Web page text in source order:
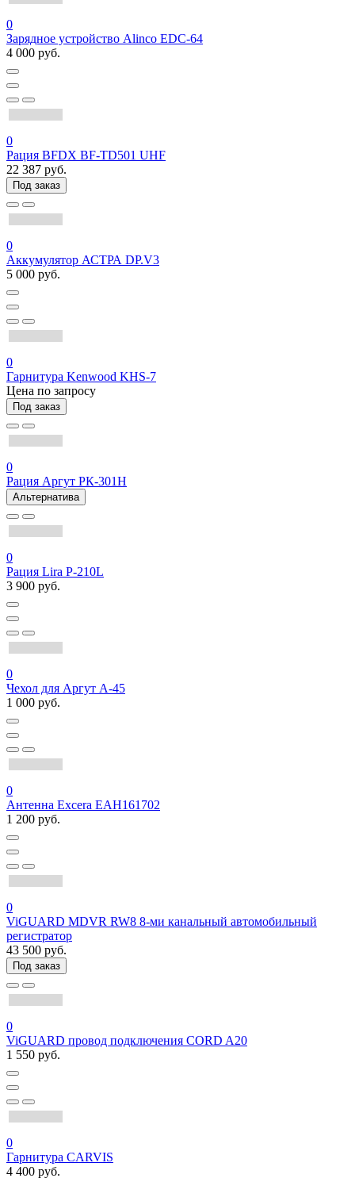
0
Зарядное устройство Alinco EDC-64
4 000 руб.
0
Рация BFDX BF-TD501 UHF
22 387 руб.
Под заказ
0
Аккумулятор АСТРА DP.V3
5 000 руб.
0
Гарнитура Kenwood KHS-7
Цена по запросу
Под заказ
0
Рация Аргут РК-301Н
Альтернатива
0
Рация Lira P-210L
3 900 руб.
0
Чехол для Аргут А-45
1 000 руб.
0
Антенна Excera EAH161702
1 200 руб.
0
ViGUARD MDVR RW8 8-ми канальный автомобильный
регистратор
43 500 руб.
Под заказ
0
ViGUARD провод подключения CORD A20
1 550 руб.
0
Гарнитура CARVIS
4 400 руб.